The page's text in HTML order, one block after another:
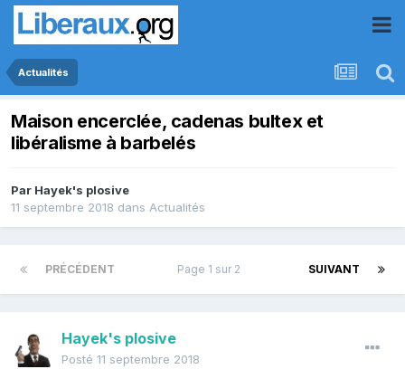
Actualités
Maison encerclée, cadenas bultex et
libéralisme à barbelés
Par Hayek's plosive
11 septembre 2018 dans Actualités
PRÉCÉDENT SUIVANT
Page 1 sur 2
Hayek's plosive
Posté 11 septembre 2018